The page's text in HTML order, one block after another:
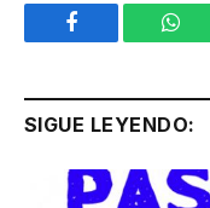
Facebook
SIGUE LEYENDO: